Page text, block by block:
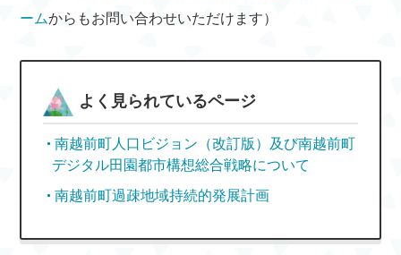
ームからもお問い合わせいただけます）
よく見られているページ
南越前町人口ビジョン（改訂版）及び南越前町
デジタル田園都市構想総合戦略について
南越前町過疎地域持続的発展計画